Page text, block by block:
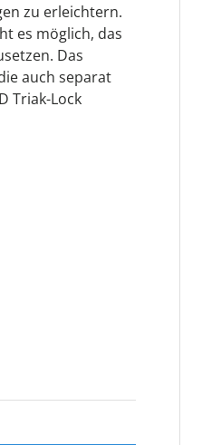
zu erleichtern.
es möglich, das
Das
auch separat
Triak-Lock